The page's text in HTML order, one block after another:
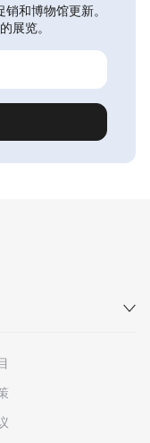
和博物馆更新。
展览。